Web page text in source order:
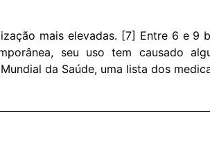
mais elevadas. [7] Entre 6 e
seu uso tem causado
da Saúde, uma lista dos